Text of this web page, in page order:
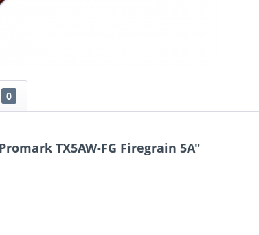
0
TX5AW-FG Firegrain 5A"